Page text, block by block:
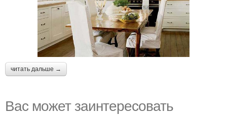
читать дальше →
Вас может заинтересовать